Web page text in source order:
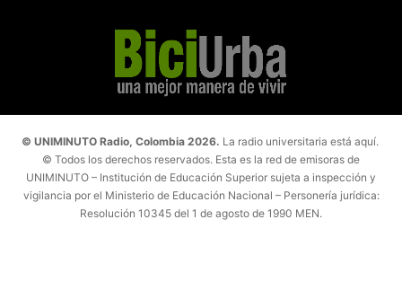
© UNIMINUTO Radio, Colombia 2026. La radio universitaria está aquí.
© Todos los derechos reservados. Esta es la red de emisoras de
UNIMINUTO – Institución de Educación Superior sujeta a inspección y
vigilancia por el Ministerio de Educación Nacional – Personería jurídica:
Resolución 10345 del 1 de agosto de 1990 MEN.